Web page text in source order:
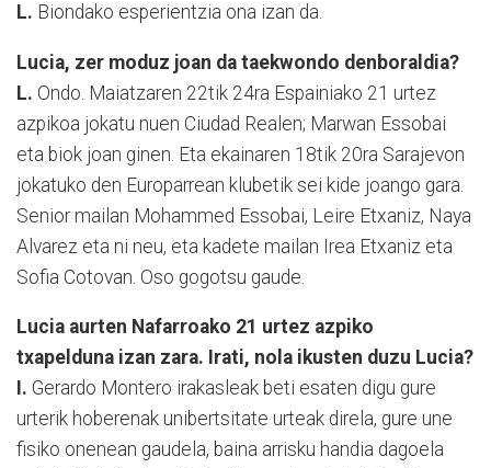
L. Biondako esperientzia ona izan da.
Lucia, zer moduz joan da taekwondo denboraldia?
L. Ondo. Maiatzaren 22tik 24ra Espainiako 21 urtez
azpikoa jokatu nuen Ciudad Realen; Marwan Essobai
eta biok joan ginen. Eta ekainaren 18tik 20ra Sarajevon
jokatuko den Europarrean klubetik sei kide joango gara.
Senior mailan Mohammed Essobai, Leire Etxaniz, Naya
Alvarez eta ni neu, eta kadete mailan Irea Etxaniz eta
Sofia Cotovan. Oso gogotsu gaude.
Lucia aurten Nafarroako 21 urtez azpiko
txapelduna izan zara. Irati, nola ikusten duzu Lucia?
I. Gerardo Montero irakasleak beti esaten digu gure
urterik hoberenak unibertsitate urteak direla, gure une
fisiko onenean gaudela, baina arrisku handia dagoela